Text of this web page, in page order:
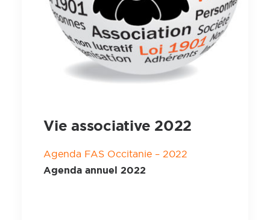
Vie associative 2022
Agenda FAS Occitanie – 2022
Agenda annuel 2022